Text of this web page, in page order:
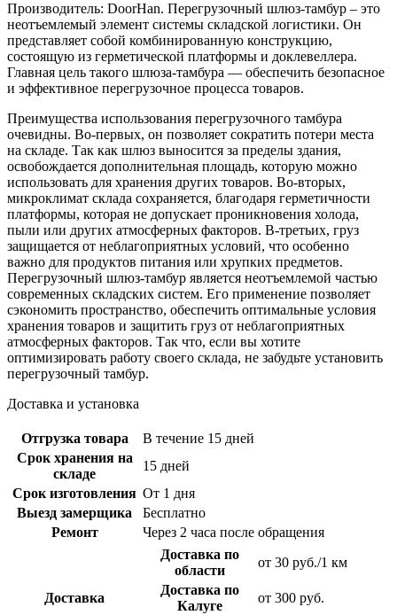
Производитель: DoorHan. Перегрузочный шлюз-тамбур – это
неотъемлемый элемент системы складской логистики. Он
представляет собой комбинированную конструкцию,
состоящую из герметической платформы и доклевеллера.
Главная цель такого шлюза-тамбура — обеспечить безопасное
и эффективное перегрузочное процесса товаров.
Преимущества использования перегрузочного тамбура
очевидны. Во-первых, он позволяет сократить потери места
на складе. Так как шлюз выносится за пределы здания,
освобождается дополнительная площадь, которую можно
использовать для хранения других товаров. Во-вторых,
микроклимат склада сохраняется, благодаря герметичности
платформы, которая не допускает проникновения холода,
пыли или других атмосферных факторов. В-третьих, груз
защищается от неблагоприятных условий, что особенно
важно для продуктов питания или хрупких предметов.
Перегрузочный шлюз-тамбур является неотъемлемой частью
современных складских систем. Его применение позволяет
сэкономить пространство, обеспечить оптимальные условия
хранения товаров и защитить груз от неблагоприятных
атмосферных факторов. Так что, если вы хотите
оптимизировать работу своего склада, не забудьте установить
перегрузочный тамбур.
Доставка и установка
Отгрузка товара
В течение 15 дней
Срок хранения на
складе
15 дней
Срок изготовления От 1 дня
Выезд замерщика
Бесплатно
Ремонт
Через 2 часа после обращения
Доставка
Доставка по
области
от 30 руб./1 км
Доставка по
Калуге
от 300 руб.